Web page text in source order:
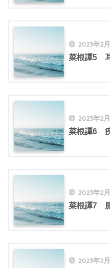
2023年2
菜根譚5
2023年2
菜根譚6
2023年2
菜根譚7
2023年2